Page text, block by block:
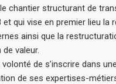
chantier structurant de
qui vise en premier lieu la
ainsi que la
valeur.
de s’inscrire dans
de ses expertises-